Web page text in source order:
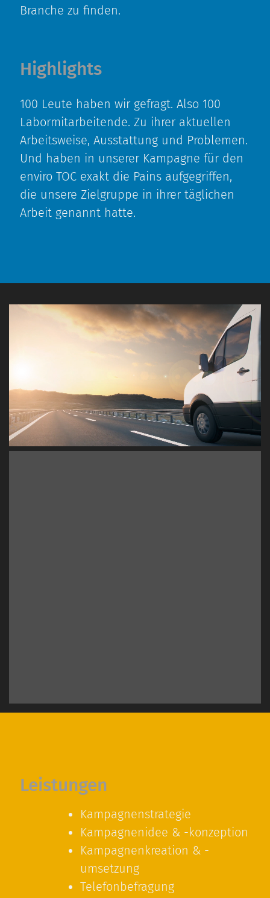
Branche zu finden.
Highlights
100 Leute haben wir gefragt. Also 100
Labormitarbeitende. Zu ihrer aktuellen
Arbeitsweise, Ausstattung und Problemen.
Und haben in unserer Kampagne für den
enviro TOC exakt die Pains aufgegriffen,
die unsere Zielgruppe in ihrer täglichen
Arbeit genannt hatte.
Leistungen
Kampagnenstrategie
Kampagnenidee & -konzeption
Kampagnenkreation & -
umsetzung
Telefonbefragung